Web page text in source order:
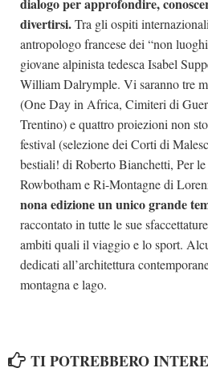
Marketing
divertirsi.Tra gli ospiti
antropologo francese dei “non
giovane alpinista tedesca Isabel
William Dalrymple. Vi saranno tre
(One Day in Africa, Cimiteri di
Trentino) e quattro proiezioni non
festival (selezione dei Corti di
bestiali! di Roberto Bianchetti, Per
Rowbotham e Ri-Montagne di
nona edizione un unico grande
raccontato in tutte le sue
ambiti quali il viaggio e lo sport.
dedicati all’architettura
montagna e lago.
TI POTREBBERO